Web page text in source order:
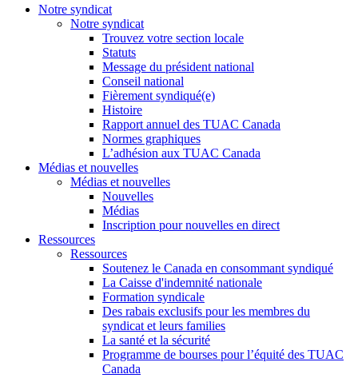
Notre syndicat
Notre syndicat
Trouvez votre section locale
Statuts
Message du président national
Conseil national
Fièrement syndiqué(e)
Histoire
Rapport annuel des TUAC Canada
Normes graphiques
L’adhésion aux TUAC Canada
Médias et nouvelles
Médias et nouvelles
Nouvelles
Médias
Inscription pour nouvelles en direct
Ressources
Ressources
Soutenez le Canada en consommant syndiqué
La Caisse d'indemnité nationale
Formation syndicale
Des rabais exclusifs pour les membres du
syndicat et leurs families
La santé et la sécurité
Programme de bourses pour l’équité des TUAC
Canada